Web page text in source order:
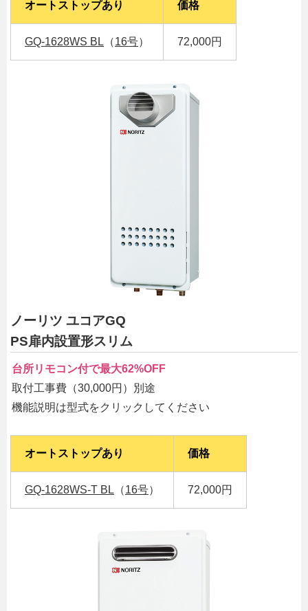
オートストップあり 価格
GQ-1628WS BL （16号） 72,000円
ノーリツ ユコアGQ
PS扉内設置形スリム
台所リモコン付で最大62%OFF
取付工事費（30,000円）別途
機能説明は型式をクリックしてください
オートストップあり 価格
GQ-1628WS-T BL （16号） 72,000円